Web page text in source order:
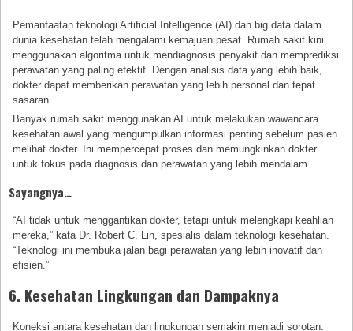
Pemanfaatan teknologi Artificial Intelligence (AI) dan big data dalam
dunia kesehatan telah mengalami kemajuan pesat. Rumah sakit kini
menggunakan algoritma untuk mendiagnosis penyakit dan memprediksi
perawatan yang paling efektif. Dengan analisis data yang lebih baik,
dokter dapat memberikan perawatan yang lebih personal dan tepat
sasaran.
Banyak rumah sakit menggunakan AI untuk melakukan wawancara
kesehatan awal yang mengumpulkan informasi penting sebelum pasien
melihat dokter. Ini mempercepat proses dan memungkinkan dokter
untuk fokus pada diagnosis dan perawatan yang lebih mendalam.
Sayangnya…
“AI tidak untuk menggantikan dokter, tetapi untuk melengkapi keahlian
mereka,” kata Dr. Robert C. Lin, spesialis dalam teknologi kesehatan.
“Teknologi ini membuka jalan bagi perawatan yang lebih inovatif dan
efisien.”
6. Kesehatan Lingkungan dan Dampaknya
Koneksi antara kesehatan dan lingkungan semakin menjadi sorotan.